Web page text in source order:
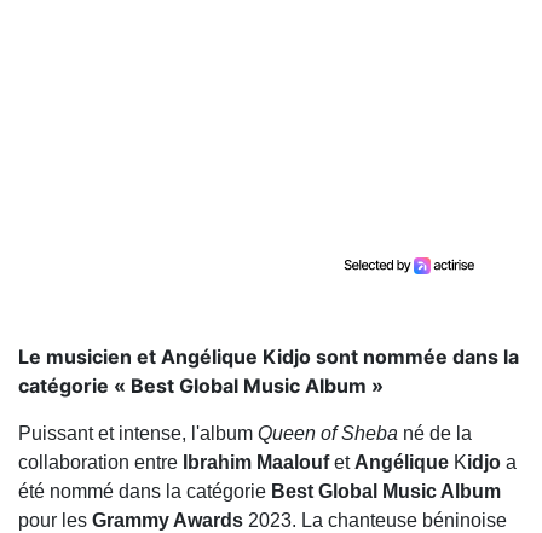
Le musicien et Angélique Kidjo sont nommée dans la
catégorie « Best Global Music Album »
Puissant et intense, l'album Queen of Sheba né de la
collaboration entre
Ibrahim Maaloufet Angélique Kidjo a
été nommé dans la catégorie Best Global Music Album
pour les Grammy Awards 2023. La chanteuse béninoise